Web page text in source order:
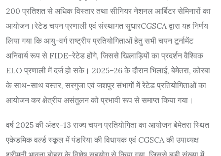
200 प्रतिशत से अधिक विस्तार तथा सीनियर नेशनल आर्बिटर सेमिनारों का
आयोजन।रेटेड चयन प्रणाली एवं संस्थागत सुधारCGSCA द्वारा यह निर्णय
लिया गया कि आयु-वर्ग राष्ट्रीय प्रतियोगिताओं हेतु सभी चयन टूर्नामेंट
अनिवार्य रूप से FIDE-रेटेड होंगे, जिससे खिलाड़ियों का प्रदर्शन वैश्विक
ELO प्रणाली में दर्ज हो सके। 2025–26 के दौरान भिलाई, बेमेतरा, कोरबा
के साथ-साथ बस्तर, सरगुजा एवं जशपुर संभागों में रेटेड प्रतियोगिताओं का
आयोजन कर क्षेत्रीय असंतुलन को प्रभावी रूप से समाप्त किया गया।
वर्ष 2025 की अंडर-13 राज्य चयन प्रतियोगिता का आयोजन बेमेतरा स्थित
एकेडमिक वर्ल्ड स्कूल में पंडरिया की विधायक एवं CGSCA की उपाध्यक्ष